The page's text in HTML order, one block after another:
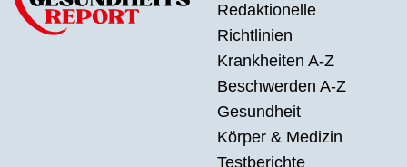
Redaktionelle
Richtlinien
Krankheiten A-Z
Beschwerden A-Z
Gesundheit
Körper & Medizin
Testberichte